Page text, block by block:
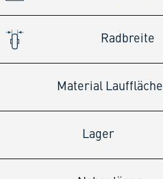
Radbreite
Material Lauffläche
Lager